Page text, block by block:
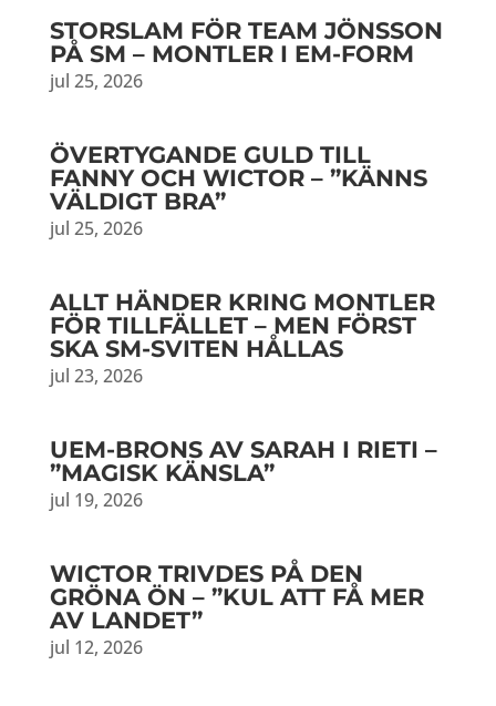
STORSLAM FÖR TEAM JÖNSSON
PÅ SM – MONTLER I EM-FORM
jul 25, 2026
ÖVERTYGANDE GULD TILL
FANNY OCH WICTOR – ”KÄNNS
VÄLDIGT BRA”
jul 25, 2026
ALLT HÄNDER KRING MONTLER
FÖR TILLFÄLLET – MEN FÖRST
SKA SM-SVITEN HÅLLAS
jul 23, 2026
UEM-BRONS AV SARAH I RIETI –
”MAGISK KÄNSLA”
jul 19, 2026
WICTOR TRIVDES PÅ DEN
GRÖNA ÖN – ”KUL ATT FÅ MER
AV LANDET”
jul 12, 2026